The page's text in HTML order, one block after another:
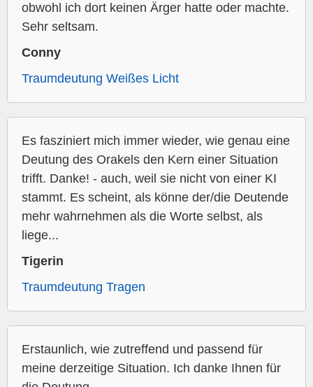
obwohl ich dort keinen Ärger hatte oder machte.
Sehr seltsam.
Conny
Traumdeutung Weißes Licht
Es fasziniert mich immer wieder, wie genau eine
Deutung des Orakels den Kern einer Situation
trifft. Danke! - auch, weil sie nicht von einer KI
stammt. Es scheint, als könne der/die Deutende
mehr wahrnehmen als die Worte selbst, als
liege...
Tigerin
Traumdeutung Tragen
Erstaunlich, wie zutreffend und passend für
meine derzeitige Situation. Ich danke Ihnen für